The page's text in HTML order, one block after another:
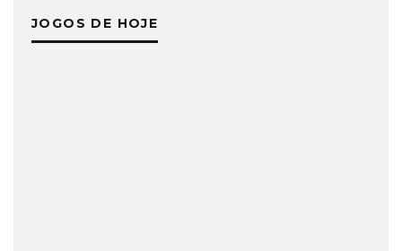
JOGOS DE HOJE